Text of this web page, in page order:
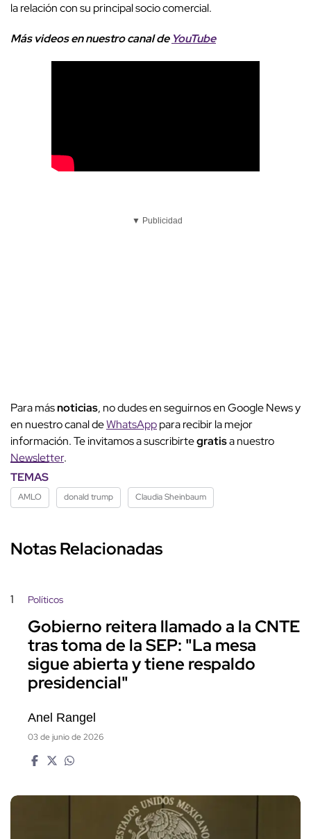
la relación con su principal socio comercial.
Más videosen nuestro canal de YouTube
▼ Publicidad
Para másnoticias, no dudes en seguirnos en Google News y
en nuestro canal deWhatsApppara recibir la mejor
información. Te invitamos a suscribirtegratisa nuestro
Newsletter.
TEMAS
AMLO donald trump Claudia Sheinbaum
Notas Relacionadas
1 Políticos
Gobierno reitera llamado a la CNTE
tras toma de la SEP: "La mesa
sigue abierta y tiene respaldo
presidencial"
Anel Rangel
03 de junio de 2026